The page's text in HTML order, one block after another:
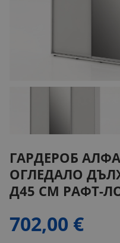
ГАРДЕРОБ
ОГЛЕДАЛО
Д45 СМ РАФТ-
702,00 €